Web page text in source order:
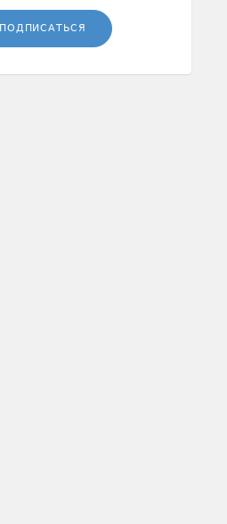
ПОДПИСАТЬСЯ